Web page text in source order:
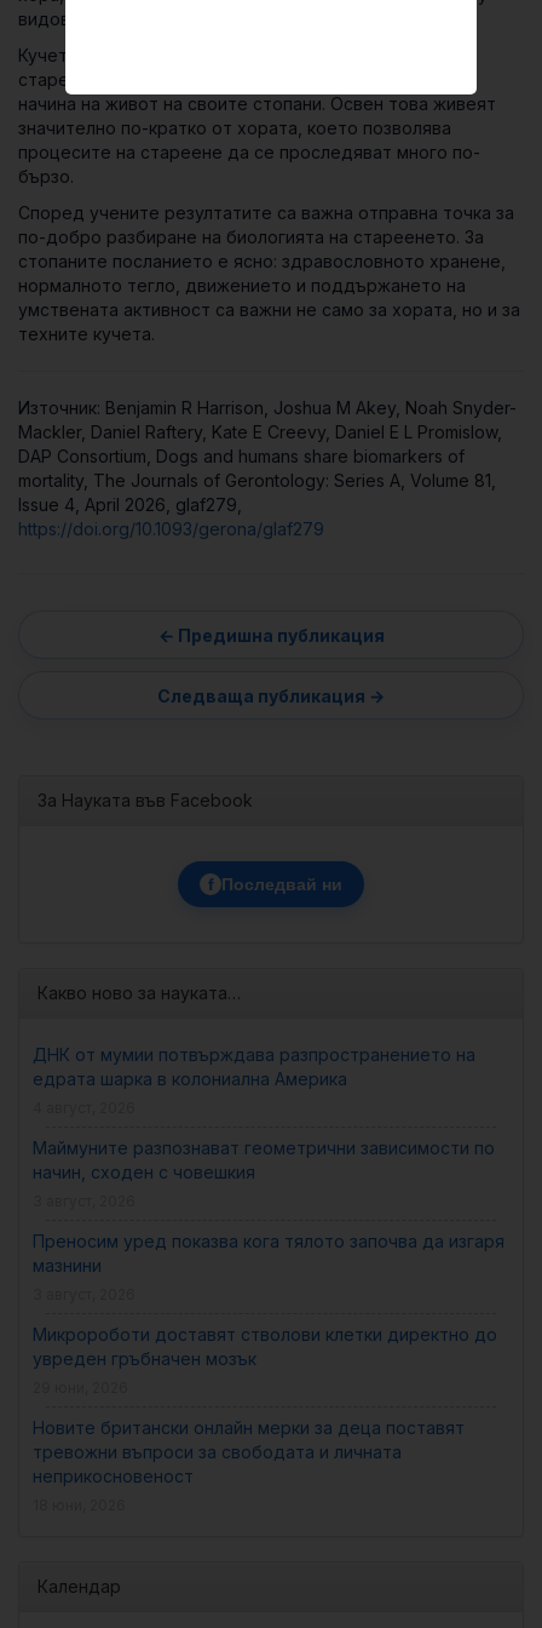
видовете се оказва забележително.
Кучетата са особено ценен модел за изследване на
стареенето, защото споделят средата, храненето и
начина на живот на своите стопани. Освен това живеят
значително по-кратко от хората, което позволява
процесите на стареене да се проследяват много по-
бързо.
Според учените резултатите са важна отправна точка за
по-добро разбиране на биологията на стареенето. За
стопаните посланието е ясно: здравословното хранене,
нормалното тегло, движението и поддържането на
умствената активност са важни не само за хората, но и за
техните кучета.
Източник: Benjamin R Harrison, Joshua M Akey, Noah Snyder-
Mackler, Daniel Raftery, Kate E Creevy, Daniel E L Promislow,
DAP Consortium, Dogs and humans share biomarkers of
mortality, The Journals of Gerontology: Series A, Volume 81,
Issue 4, April 2026, glaf279,
https://doi.org/10.1093/gerona/glaf279
За Науката във Facebook
f Последвай ни
Какво ново за науката…
ДНК от мумии потвърждава разпространението на
едрата шарка в колониална Америка
Маймуните разпознават геометрични зависимости по
начин, сходен с човешкия
Преносим уред показва кога тялото започва да изгаря
мазнини
Микророботи доставят стволови клетки директно до
увреден гръбначен мозък
Новите британски онлайн мерки за деца поставят
тревожни въпроси за свободата и личната
неприкосновеност
Календар